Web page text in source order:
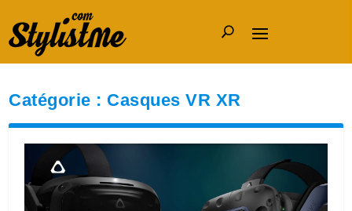
Catégorie : Casques VR XR